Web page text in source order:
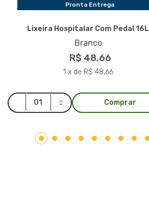
Pronta Entrega
Lixeira Hospitalar Com Pedal 16L
Branco
R$ 48,66
1 x de R$ 48,66
Comprar